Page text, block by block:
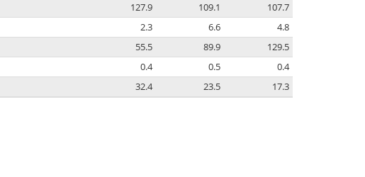
127.9 109.1
107.7
2.3 6.6
4.8
55.5 89.9
129.5
0.4 0.5
0.4
32.4 23.5 17.3